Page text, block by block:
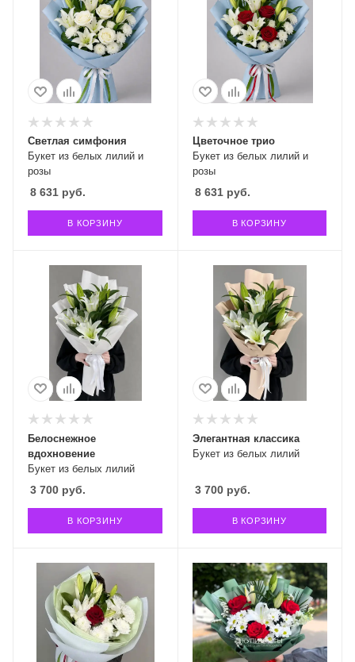
Букет из белых лилий и
розы
Светлая симфония
8 631 руб.
В КОРЗИНУ
Букет из белых лилий и
розы
Цветочное трио
8 631руб.
В КОРЗИНУ
Букет из белых лилий
Белоснежное
вдохновение
3 700 руб.
В КОРЗИНУ
Букет из белых лилий
Элегантная классика
3 700руб.
В КОРЗИНУ